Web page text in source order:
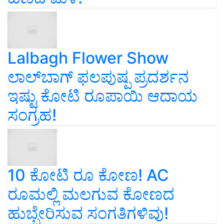
Lalbagh Flower Show
ಲಾಲ್‌ಬಾಗ್ ಫಲಪುಷ್ಪ ಪ್ರದರ್ಶನ
ಇಷ್ಟು ಕೋಟಿ ರೂಪಾಯಿ ಆದಾಯ
ಸಂಗ್ರಹ!
10 ಕೋಟಿ ರೂ ಕೋಣ! AC
ರೂಮಲ್ಲಿ ಮಲಗುವ ಕೋಣದ
ಹುಬ್ಬೇರಿಸುವ ಸಂಗತಿಗಳಿವು!